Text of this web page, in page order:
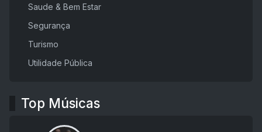
Saude & Bem Estar
Segurança
Turismo
Utilidade Pública
Top Músicas